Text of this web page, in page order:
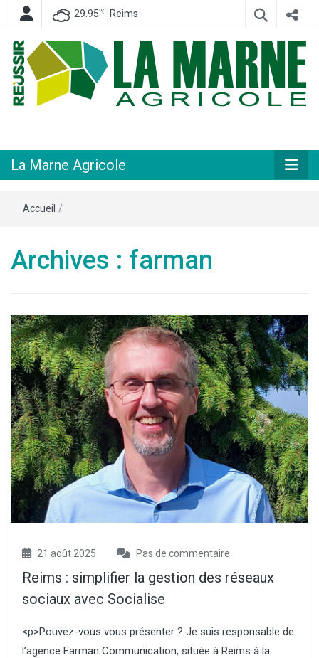
29.95℃ Reims
Agricole
La Marne Agricole
Accueil /
Archives : farman
21 août 2025 Pas de commentaire
Reims : simplifier la gestion des réseaux
sociaux avec Socialise
<p>Pouvez-vous vous présenter ? Je suis responsable de
l’agence Farman Communication, située à Reims à la